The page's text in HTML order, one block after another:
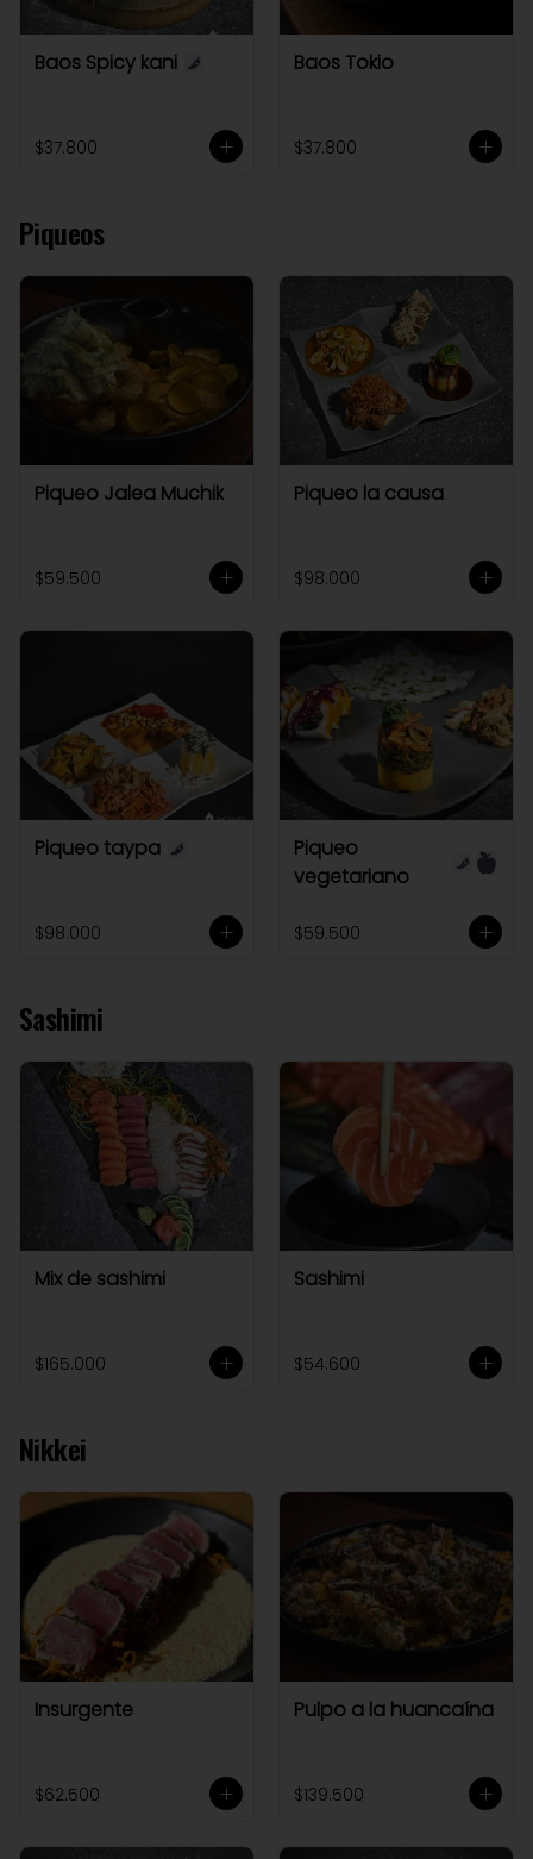
Baos Spicy kani
$37.800
Baos Tokio
$37.800
Piqueos
Piqueo Jalea Muchik
$59.500
Piqueo la causa
$98.000
Piqueo taypa
$98.000
Piqueo
vegetariano
$59.500
Sashimi
Mix de sashimi
$165.000
Sashimi
$54.600
Nikkei
Insurgente
$62.500
Pulpo a la huancaína
$139.500